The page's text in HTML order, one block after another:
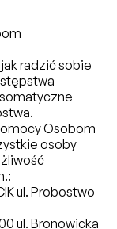
radzić sobie
Osobom
osoby
ul. Probostwo
ul. Bronowicka